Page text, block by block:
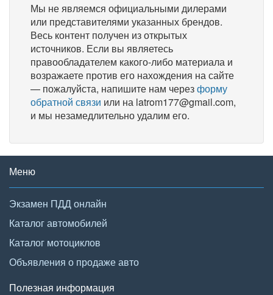
Мы не являемся официальными дилерами
или представителями указанных брендов.
Весь контент получен из открытых
источников. Если вы являетесь
правообладателем какого-либо материала и
возражаете против его нахождения на сайте
— пожалуйста, напишите нам черезформу
обратной связи или на latrom177@gmail.com,
и мы незамедлительно удалим его.
Меню
Экзамен ПДД онлайн
Каталог автомобилей
Каталог мотоциклов
Объявления о продаже авто
Полезная информация